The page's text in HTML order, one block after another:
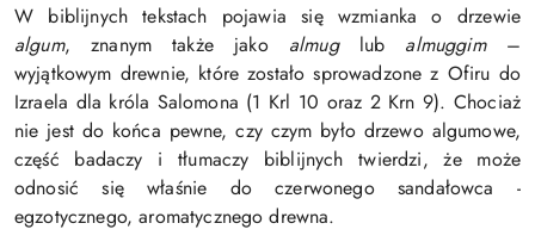
W biblijnych tekstach pojawia się wzmianka o drzewie
algum, znanym także jako almuglub almuggim –
wyjątkowym drewnie, które zostało sprowadzone z Ofiru do
Izraela dla króla Salomona (1 Krl 10 oraz 2 Krn 9). Chociaż
nie jest do końca pewne, czy czym było drzewo algumowe,
część badaczy i tłumaczy biblijnych twierdzi, że może
odnosić się właśnie do czerwonego sandałowca -
egzotycznego, aromatycznego drewna.